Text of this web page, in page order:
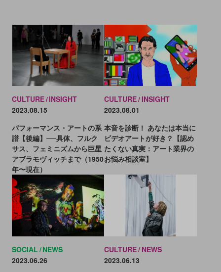
CULTURE INSIGHT
2023.08.15
パフォーマンス・アートの系
譜【後編】──具体、フルク
サス、フェミニズムから巨星
アブラモヴィッチまで（1950
年〜現在）
CULTURE INSIGHT
2023.08.01
本音を診断！ あなたは本当に
ビデオアートが好き？【認め
たくない真実：アート業界の
お悩み相談室】
SOCIAL NEWS
2023.06.26
CULTURE NEWS
2023.06.13